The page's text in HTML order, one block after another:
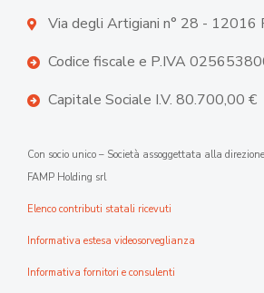
Via degli Artigiani n° 28 - 12016
Codice fiscale e P.IVA
Capitale Sociale I.V. 80.700,00 €
Con socio unico – Società assoggettata alla
FAMP Holding srl
Elenco contributi statali ricevuti
Informativa estesa videosorveglianza
Informativa fornitori e consulenti